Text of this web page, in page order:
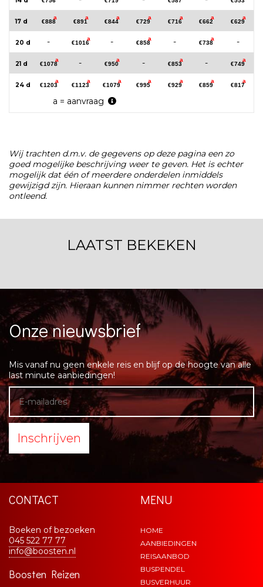
17 d €888
a
€891
a
€844
a
€729
a
€716
a
€662
a
€629
a
20 d - €1016
a - €858
a - €738
a -
21 d €1078
a - €950
a - €853
a - €749
a
24 d €1203
a
€1123
a
€1079
a
€995
a
€929
a
€859
a
€817
a
a = aanvraag
Wij trachten d.m.v. de gegevens op deze pagina een zo
goed mogelijke beschrijving weer te geven. Het is echter
mogelijk dat één of meerdere onderdelen inmiddels
gewijzigd zijn. Hieraan kunnen nimmer rechten worden
ontleend.
LAATST BEKEKEN
Onze nieuwsbrief
Mis vanaf nu geen enkele reis en blijf op de hoogte van alle
last minute aanbiedingen!
Inschrijven
CONTACT
Boeken of bezoeken
045 522 77 77
info@boosten.nl
Boosten Reizen
MENU
HOME
AANBIEDINGEN
REISAANBOD
BUSPENDEL
BUSVERHUUR